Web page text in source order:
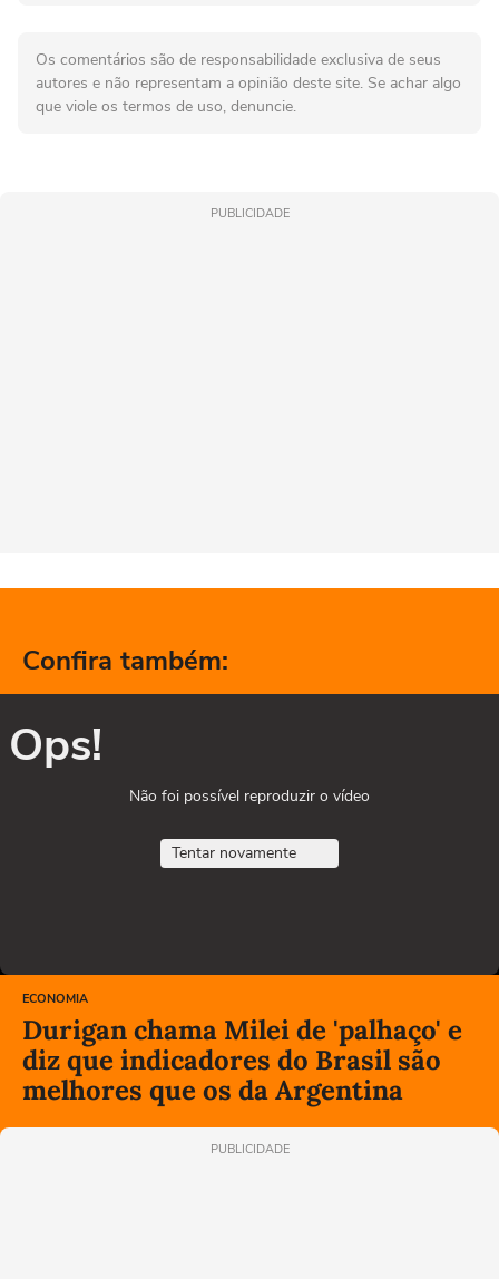
Os comentários são de responsabilidade exclusiva de seus
autores e não representam a opinião deste site. Se achar algo
que viole os termos de uso, denuncie.
PUBLICIDADE
Confira também:
Ops!
Não foi possível reproduzir o vídeo
Tentar novamente
ECONOMIA
Durigan chama Milei de 'palhaço' e
diz que indicadores do Brasil são
melhores que os da Argentina
PUBLICIDADE